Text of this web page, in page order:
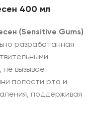
400 мл
(Sensitive Gums)
разработанная
вызывает
полости рта и
поддерживая